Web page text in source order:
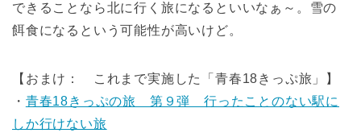
できることなら北に行く旅になるといいなぁ～。雪の
餌食になるという可能性が高いけど。
【おまけ： これまで実施した「青春18きっぷ旅」】
・ 青春18きっぷの旅 第９弾 行ったことのない駅に
しか行けない旅